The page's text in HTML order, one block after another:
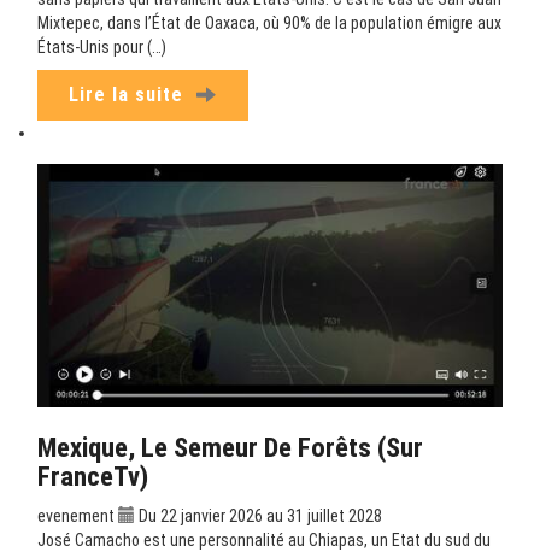
Mixtepec, dans l’État de Oaxaca, où 90% de la population émigre aux
États-Unis pour (…)
Lire la suite
Mexique, Le Semeur De Forêts (sur
FranceTv)
evenement
Du 22 janvier 2026 au 31 juillet 2028
José Camacho est une personnalité au Chiapas, un Etat du sud du